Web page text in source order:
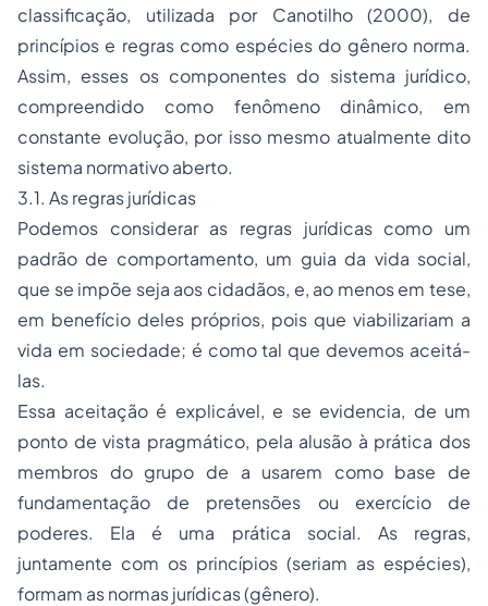
classificação, utilizada por Canotilho (2000), de
princípios e regras como espécies do gênero norma.
Assim, esses os componentes do sistema jurídico,
compreendido como fenômeno dinâmico, em
constante evolução, por isso mesmo atualmente dito
sistema normativo aberto.
3.1. As regras jurídicas
Podemos considerar as regras jurídicas como um
padrão de comportamento, um guia da vida social,
que se impõe seja aos cidadãos, e, ao menos em tese,
em benefício deles próprios, pois que viabilizariam a
vida em sociedade; é como tal que devemos aceitá-
las.
Essa aceitação é explicável, e se evidencia, de um
ponto de vista pragmático, pela alusão à prática dos
membros do grupo de a usarem como base de
fundamentação de pretensões ou exercício de
poderes. Ela é uma prática social. As regras,
juntamente com os princípios (seriam as espécies),
formam as normas jurídicas (gênero).